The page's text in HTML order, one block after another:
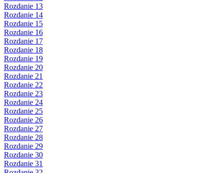
Rozdanie 13
Rozdanie 14
Rozdanie 15
Rozdanie 16
Rozdanie 17
Rozdanie 18
Rozdanie 19
Rozdanie 20
Rozdanie 21
Rozdanie 22
Rozdanie 23
Rozdanie 24
Rozdanie 25
Rozdanie 26
Rozdanie 27
Rozdanie 28
Rozdanie 29
Rozdanie 30
Rozdanie 31